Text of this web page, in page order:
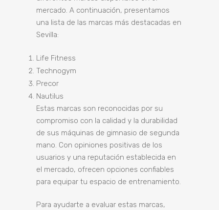
mercado. A continuación, presentamos
una lista de las marcas más destacadas en
Sevilla:
Life Fitness
Technogym
Precor
Nautilus
Estas marcas son reconocidas por su
compromiso con la calidad y la durabilidad
de sus máquinas de gimnasio de segunda
mano. Con opiniones positivas de los
usuarios y una reputación establecida en
el mercado, ofrecen opciones confiables
para equipar tu espacio de entrenamiento.
Para ayudarte a evaluar estas marcas,